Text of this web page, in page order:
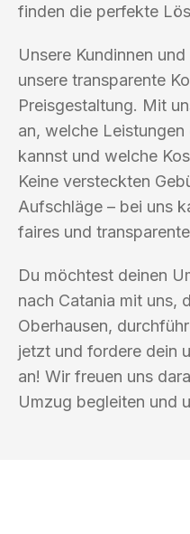
finden die perfekte
Unsere Kundinnen
unsere transparente
Preisgestaltung. Mit
an, welche
kannst und welche
Keine versteckten
Aufschläge – bei uns
faires und
Du möchtest deinen
nach Catania mit uns,
Oberhausen,
jetzt und fordere dein
an! Wir freuen uns
Umzug begleiten und